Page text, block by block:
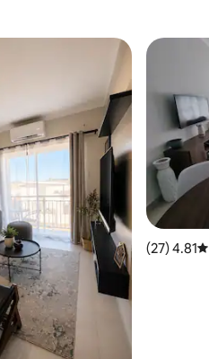
متوسط التقييم 4.81 من 5، 27 مراجعات
4.81 (27)